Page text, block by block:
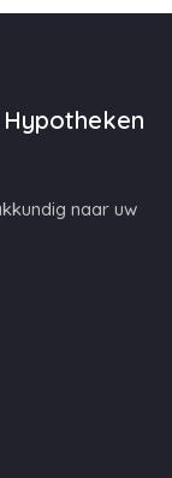
naar uw